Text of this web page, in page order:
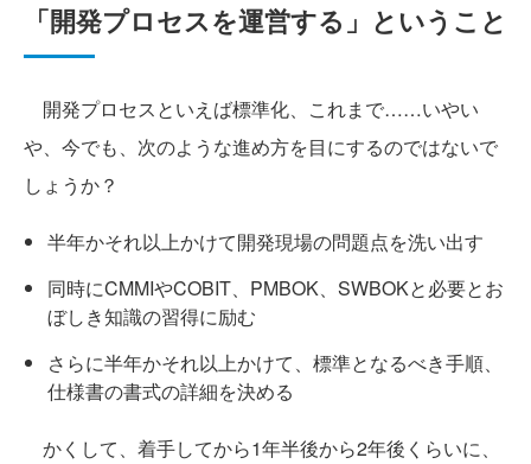
「開発プロセスを運営する」ということ
開発プロセスといえば標準化、これまで……いやい
や、今でも、次のような進め方を目にするのではないで
しょうか？
半年かそれ以上かけて開発現場の問題点を洗い出す
同時にCMMIやCOBIT、PMBOK、SWBOKと必要とお
ぼしき知識の習得に励む
さらに半年かそれ以上かけて、標準となるべき手順、
仕様書の書式の詳細を決める
かくして、着手してから1年半後から2年後くらいに、